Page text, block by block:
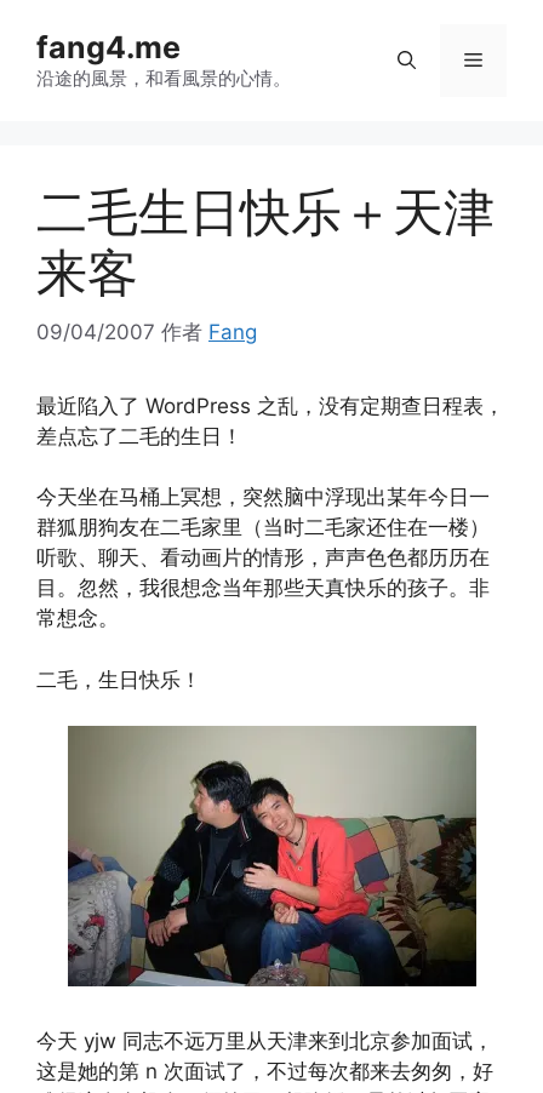
fang4.me
沿途的風景，和看風景的心情。
菜
二毛生日快乐＋天津
来客
09/04/2007 作者 Fang
最近陷入了 WordPress 之乱，没有定期查日程表，
差点忘了二毛的生日！
今天坐在马桶上冥想，突然脑中浮现出某年今日一
群狐朋狗友在二毛家里（当时二毛家还住在一楼）
听歌、聊天、看动画片的情形，声声色色都历历在
目。忽然，我很想念当年那些天真快乐的孩子。非
常想念。
二毛，生日快乐！
今天 yjw 同志不远万里从天津来到北京参加面试，
这是她的第 n 次面试了，不过每次都来去匆匆，好